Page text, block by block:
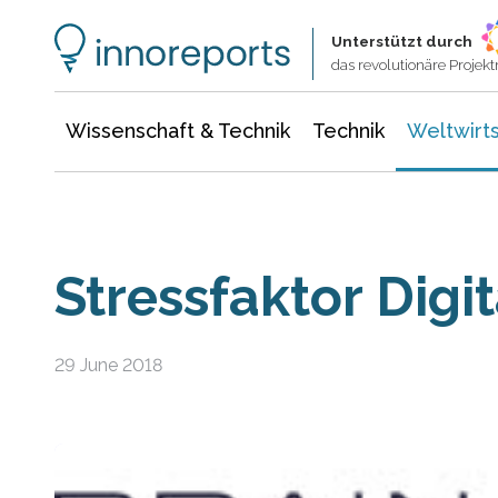
Unterstützt durch
das revolutionäre
Wissenschaft & Technik Technik
Stressfaktor
29 June 2018